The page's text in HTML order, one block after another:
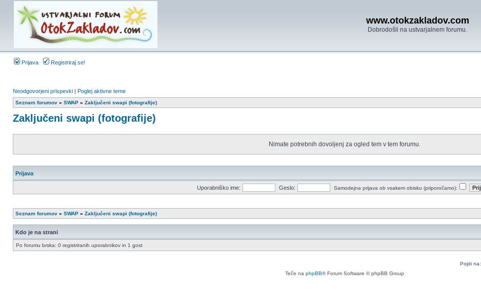
www.otokzakladov.com
Dobrodošli na ustvarjalnem forumu.
Prijava Registriraj se!
Neodgovorjeni prispevki | Poglej aktivne teme
Seznam forumov » SWAP » Zaključeni swapi (fotografije)
Zaključeni swapi (fotografije)
Nimate potrebnih dovoljenj za ogled tem v tem forumu.
Prijava
Uporabniško ime: Geslo: Samodejna prijava ob vsakem obisku (priporočamo):
Seznam forumov » SWAP » Zaključeni swapi (fotografije)
Kdo je na strani
Po forumu brska: 0 registriranih uporabnikov in 1 gost
Pojdi na:
Teče na phpBB® Forum Software © phpBB Group